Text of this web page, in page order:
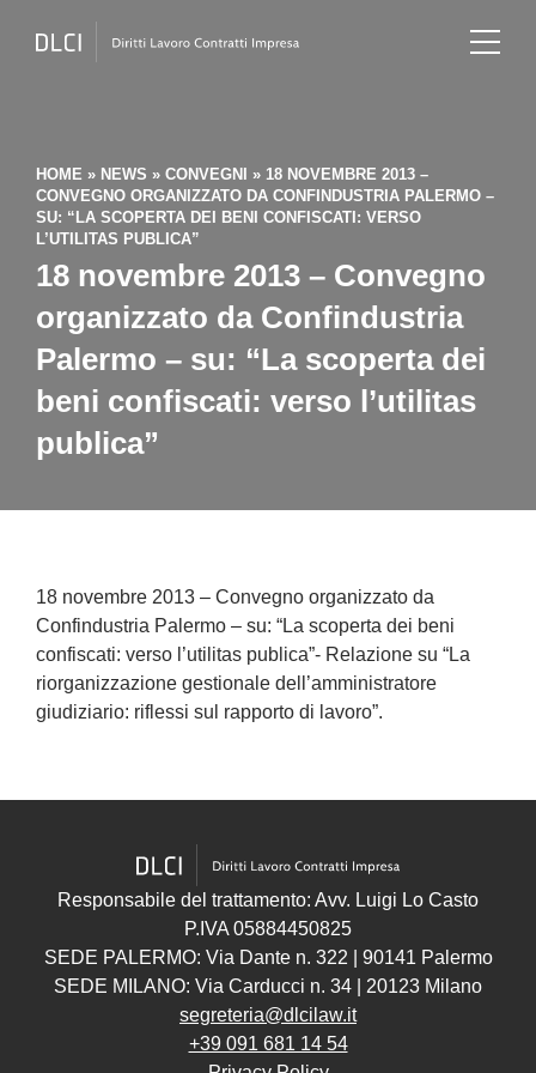
HOME » NEWS »CONVEGNI »18 NOVEMBRE 2013 –
CONVEGNO ORGANIZZATO DA CONFINDUSTRIA PALERMO –
SU: “LA SCOPERTA DEI BENI CONFISCATI: VERSO
L’UTILITAS PUBLICA”
18 novembre 2013 – Convegno
organizzato da Confindustria
Palermo – su: “La scoperta dei
beni confiscati: verso l’utilitas
publica”
18 novembre 2013 – Convegno organizzato da
Confindustria Palermo – su: “La scoperta dei beni
confiscati: verso l’utilitas publica”- Relazione su “La
riorganizzazione gestionale dell’amministratore
giudiziario: riflessi sul rapporto di lavoro”.
Responsabile del trattamento: Avv. Luigi Lo Casto
P.IVA 05884450825
SEDE PALERMO: Via Dante n. 322 | 90141 Palermo
SEDE MILANO: Via Carducci n. 34 | 20123 Milano
segreteria@dlcilaw.it
+39 091 681 14 54